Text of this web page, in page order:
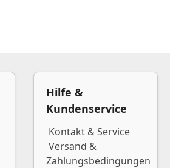
Hilfe &
Kundenservice
Kontakt & Service
Versand &
Zahlungsbedingungen